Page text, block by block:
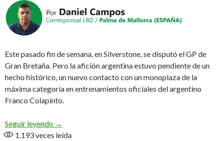
Este pasado fin de semana, en Silverstone, se disputó el GP de
Gran Bretaña. Pero la afición argentina estuvo pendiente de un
hecho histórico, un nuevo contacto con un monoplaza de la
máxima categoría en entrenamientos oficiales del argentino
Franco Colapinto.
Seguir leyendo Fin de semana soñado
→
1.193veces leída